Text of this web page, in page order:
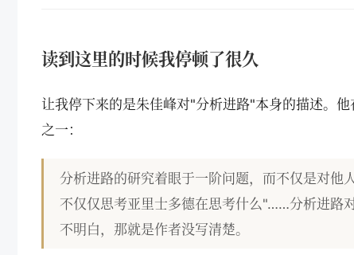
读到这里的时候我停顿了很久
让我停下来的是朱佳峰对"分析进路"本身的描述。
之一：
分析进路的研究着眼于一阶问题，而不仅是对
不仅仅思考亚里士多德在思考什么"……分析进路
不明白，那就是作者没写清楚。